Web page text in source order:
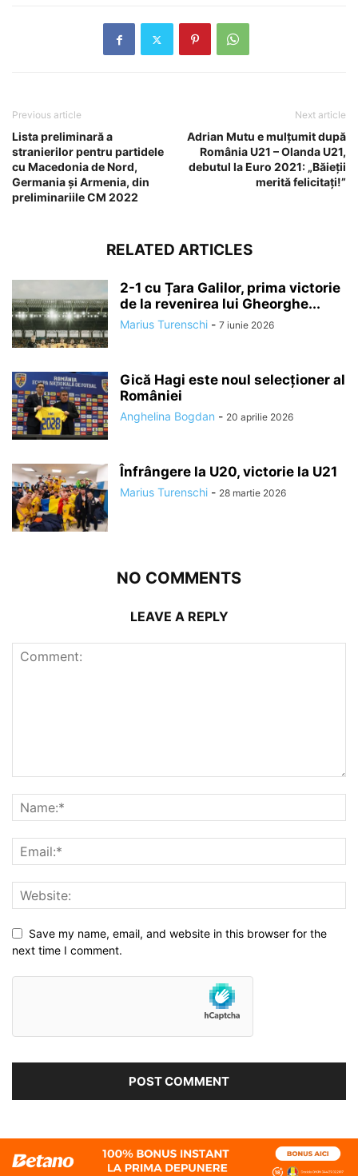
Previous article
Lista preliminară a
stranierilor pentru partidele
cu Macedonia de Nord,
Germania și Armenia, din
preliminariile CM 2022
Next article
Adrian Mutu e mulțumit după
România U21 – Olanda U21,
debutul la Euro 2021: „Băieții
merită felicitați!”
RELATED ARTICLES
2-1 cu Țara Galilor, prima victorie
de la revenirea lui Gheorghe...
Marius Turenschi - 7 iunie 2026
Gică Hagi este noul selecționer al
României
Anghelina Bogdan - 20 aprilie 2026
Înfrângere la U20, victorie la U21
Marius Turenschi - 28 martie 2026
NO COMMENTS
LEAVE A REPLY
Save my name, email, and website in this browser for the
next time I comment.